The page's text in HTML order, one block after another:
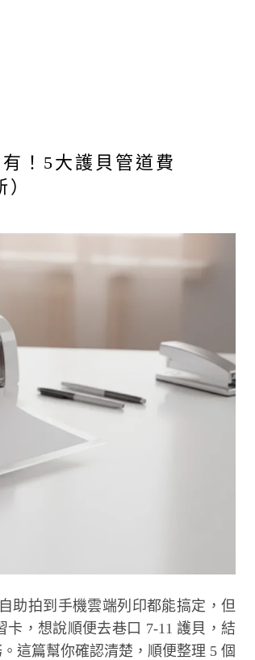
！5大護貝管道費
助拍到手機雲端列印都能搞定，但
，想說順便去巷口 7-11 護貝，結
這篇幫你確認清楚，順便整理 5 個